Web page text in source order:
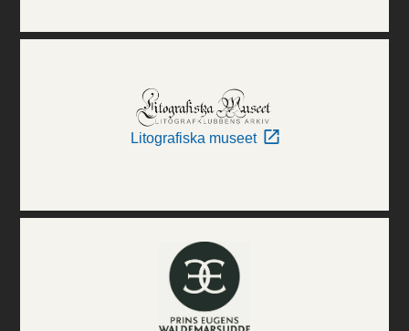
Litografiska museet